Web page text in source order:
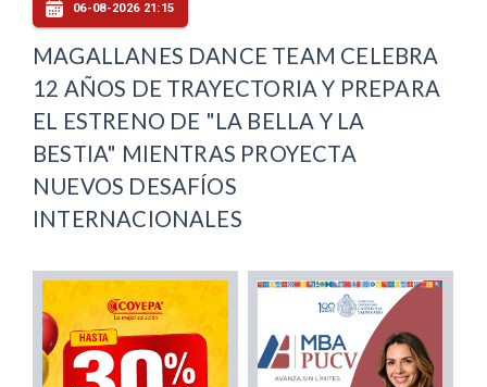
06-08-2026 21:15
MAGALLANES DANCE TEAM CELEBRA
12 AÑOS DE TRAYECTORIA Y PREPARA
EL ESTRENO DE "LA BELLA Y LA
BESTIA" MIENTRAS PROYECTA
NUEVOS DESAFÍOS
INTERNACIONALES